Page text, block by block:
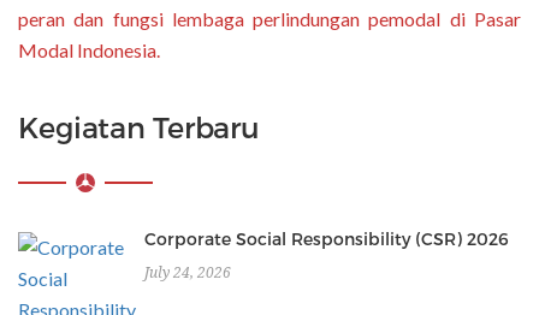
peran dan fungsi lembaga perlindungan pemodal di Pasar
Modal Indonesia.
Kegiatan Terbaru
Corporate Social Responsibility (CSR) 2026
July 24, 2026